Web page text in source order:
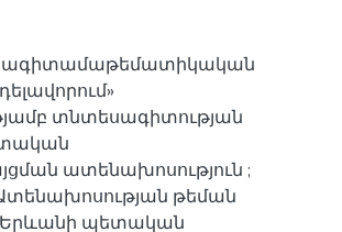
տնտեսագիտության
ատենախոսություն ;
թեման
պետական